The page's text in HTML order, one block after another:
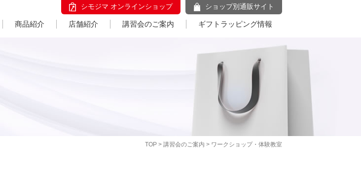
シモジマ オンラインショップ ショップ別通販サイト
商品紹介 店舗紹介 講習会のご案内 ギフトラッピング情報
TOP > 講習会のご案内 > ワークショップ・体験教室